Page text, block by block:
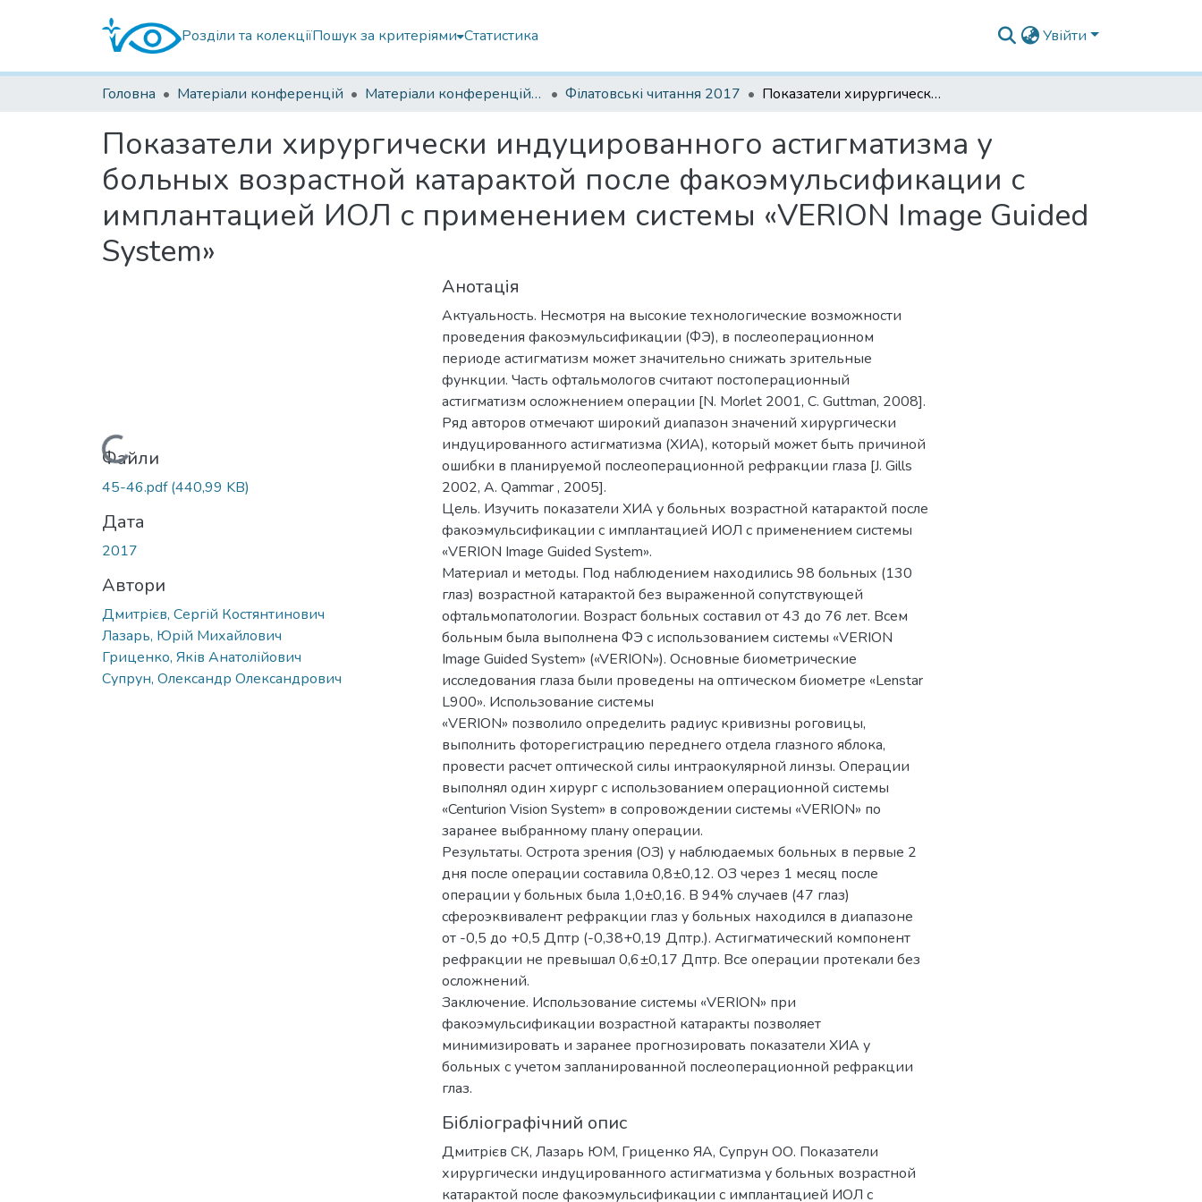
Розділи та колекціїПошук за критеріями Статистика Увійти
Головна Матеріали конференцій Матеріали конференцій Інституту Філатова Філатовські читання 2017 Показатели хирургически индуцированного астигматизма у больных возрастной катарактой после факоэмульсификации с имплантацией ИОЛ с применением системы «VERION Image Guided System»
Показатели хирургически индуцированного астигматизма у
больных возрастной катарактой после факоэмульсификации с
имплантацией ИОЛ с применением системы «VERION Image Guided
System»
Вантажиться...Файли
45-46.pdf(440,99 KB)
Дата
2017
Автори
Дмитрієв, Сергій Костянтинович
Лазарь, Юрій Михайлович
Гриценко, Яків Анатолійович
Супрун, Олександр Олександрович
Анотація
Актуальность. Несмотря на высокие технологические возможности
проведения факоэмульсификации (ФЭ), в послеоперационном
периоде астигматизм может значительно снижать зрительные
функции. Часть офтальмологов считают постоперационный
астигматизм осложнением операции [N. Morlet 2001, C. Guttman, 2008].
Ряд авторов отмечают широкий диапазон значений хирургически
индуцированного астигматизма (ХИА), который может быть причиной
ошибки в планируемой послеоперационной рефракции глаза [J. Gills
2002, A. Qammar , 2005].
Цель. Изучить показатели ХИА у больных возрастной катарактой после
факоэмульсификации с имплантацией ИОЛ с применением системы
«VERION Image Guided System».
Материал и методы. Под наблюдением находились 98 больных (130
глаз) возрастной катарактой без выраженной сопутствующей
офтальмопатологии. Возраст больных составил от 43 до 76 лет. Всем
больным была выполнена ФЭ с использованием системы «VERION
Image Guided System» («VERION»). Основные биометрические
исследования глаза были проведены на оптическом биометре «Lenstar
L900». Использование системы
«VERION» позволило определить радиус кривизны роговицы,
выполнить фоторегистрацию переднего отдела глазного яблока,
провести расчет оптической силы интраокулярной линзы. Операции
выполнял один хирург с использованием операционной системы
«Centurion Vision System» в сопровождении системы «VERION» по
заранее выбранному плану операции.
Результаты. Острота зрения (ОЗ) у наблюдаемых больных в первые 2
дня после операции составила 0,8±0,12. ОЗ через 1 месяц после
операции у больных была 1,0±0,16. В 94% случаев (47 глаз)
сфероэквивалент рефракции глаз у больных находился в диапазоне
от -0,5 до +0,5 Дптр (-0,38+0,19 Дптр.). Астигматический компонент
рефракции не превышал 0,6±0,17 Дптр. Все операции протекали без
осложнений.
Заключение. Использование системы «VERION» при
факоэмульсификации возрастной катаракты позволяет
минимизировать и заранее прогнозировать показатели ХИА у
больных с учетом запланированной послеоперационной рефракции
глаз.
Бібліографічний опис
Дмитрієв СК, Лазарь ЮМ, Гриценко ЯА, Супрун ОО. Показатели
хирургически индуцированного астигматизма у больных возрастной
катарактой после факоэмульсификации с имплантацией ИОЛ с